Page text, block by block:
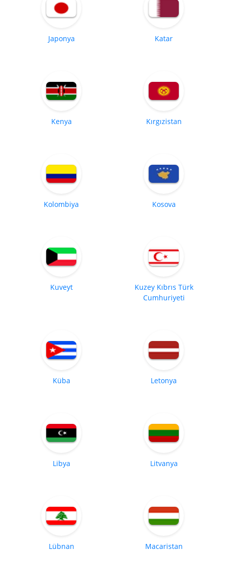
Japonya Katar
Kenya Kırgızistan
Kolombiya Kosova
Kuveyt
Kuzey Kıbrıs Türk
Cumhuriyeti
Küba Letonya
Libya Litvanya
Lübnan Macaristan